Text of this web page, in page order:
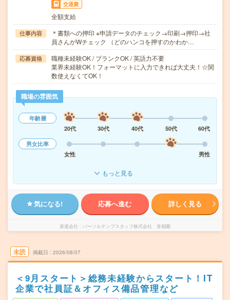
交通費
全額支給
仕事内容
＊書類への押印 ※申請データのチェック→印刷→押印→社
員さんがWチェック （どのハンコを押すのかわか…
応募資格
職種未経験OK / ブランクOK / 英語力不要
業界未経験OK！フォーマットに入力できれば大丈夫！☆関
数使えなくてOK！
職場の雰囲気
年齢層
20代
30代 40代 50代
60代
男女比率
女性
男性
もっと見る
気になる! 応募へ進む 詳しく見る
派遣会社 パーソルテンプスタッフ株式会社 首都圏
未読 掲載日 2026/08/07
＜9月スタート＞総務未経験からスタート！IT
企業で社員証＆オフィス備品管理など